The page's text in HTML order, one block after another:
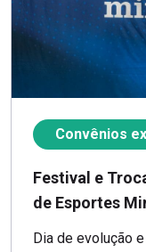
Convênios
Festival e
de Esportes
Dia de evolução